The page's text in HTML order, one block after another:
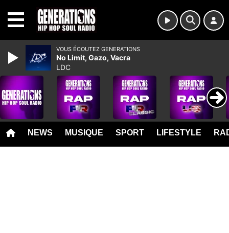
NEWS MUSIQUE SPORT LIFESTYLE
VOUS ÉCOUTEZ GENERATIONS
No Limit, Gazo, Vacra
LDC